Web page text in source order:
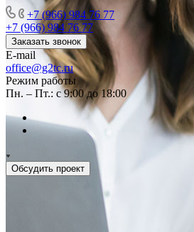
+7 (966) 984 76 77
+7 (966) 984 76 77
Заказать звонок
E-mail
office@g2tc.ru
Режим работы
Пн. – Пт.: с 9:00 до 18:00
Обсудить проект